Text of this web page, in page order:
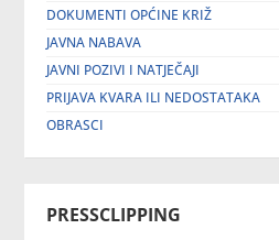
DOKUMENTI OPĆINE KRIŽ
JAVNA NABAVA
JAVNI POZIVI I NATJEČAJI
PRIJAVA KVARA ILI NEDOSTATAKA
OBRASCI
PRESSCLIPPING